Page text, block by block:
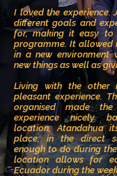
I loved the experience.
different goals and
for, making it easy
programme. It allowed
in a new environment
new things as well as
Living with the other
pleasant experience.
organised made
experience nicely
location, Atandahua
place, in the direct
enough to do during
location allows for
Ecuador during the